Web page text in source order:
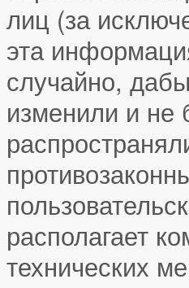
лиц (за
эта
случайно,
изменили и не
располагает
технических